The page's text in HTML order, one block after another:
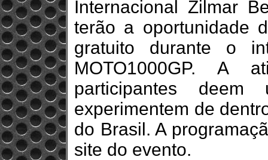
Internacional Zilmar
terão a oportunidade
gratuito durante o
MOTO1000GP. A
participantes
experimentem de
do Brasil. A
site do evento.